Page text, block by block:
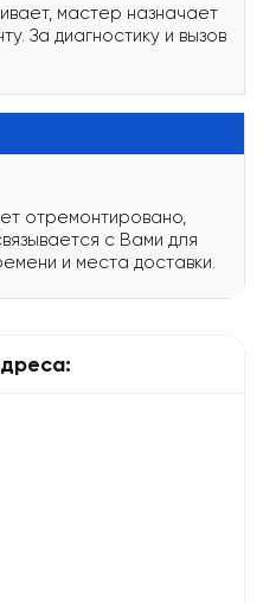
мастер назначает
За диагностику и вызов
отремонтировано,
с Вами для
и места доставки.